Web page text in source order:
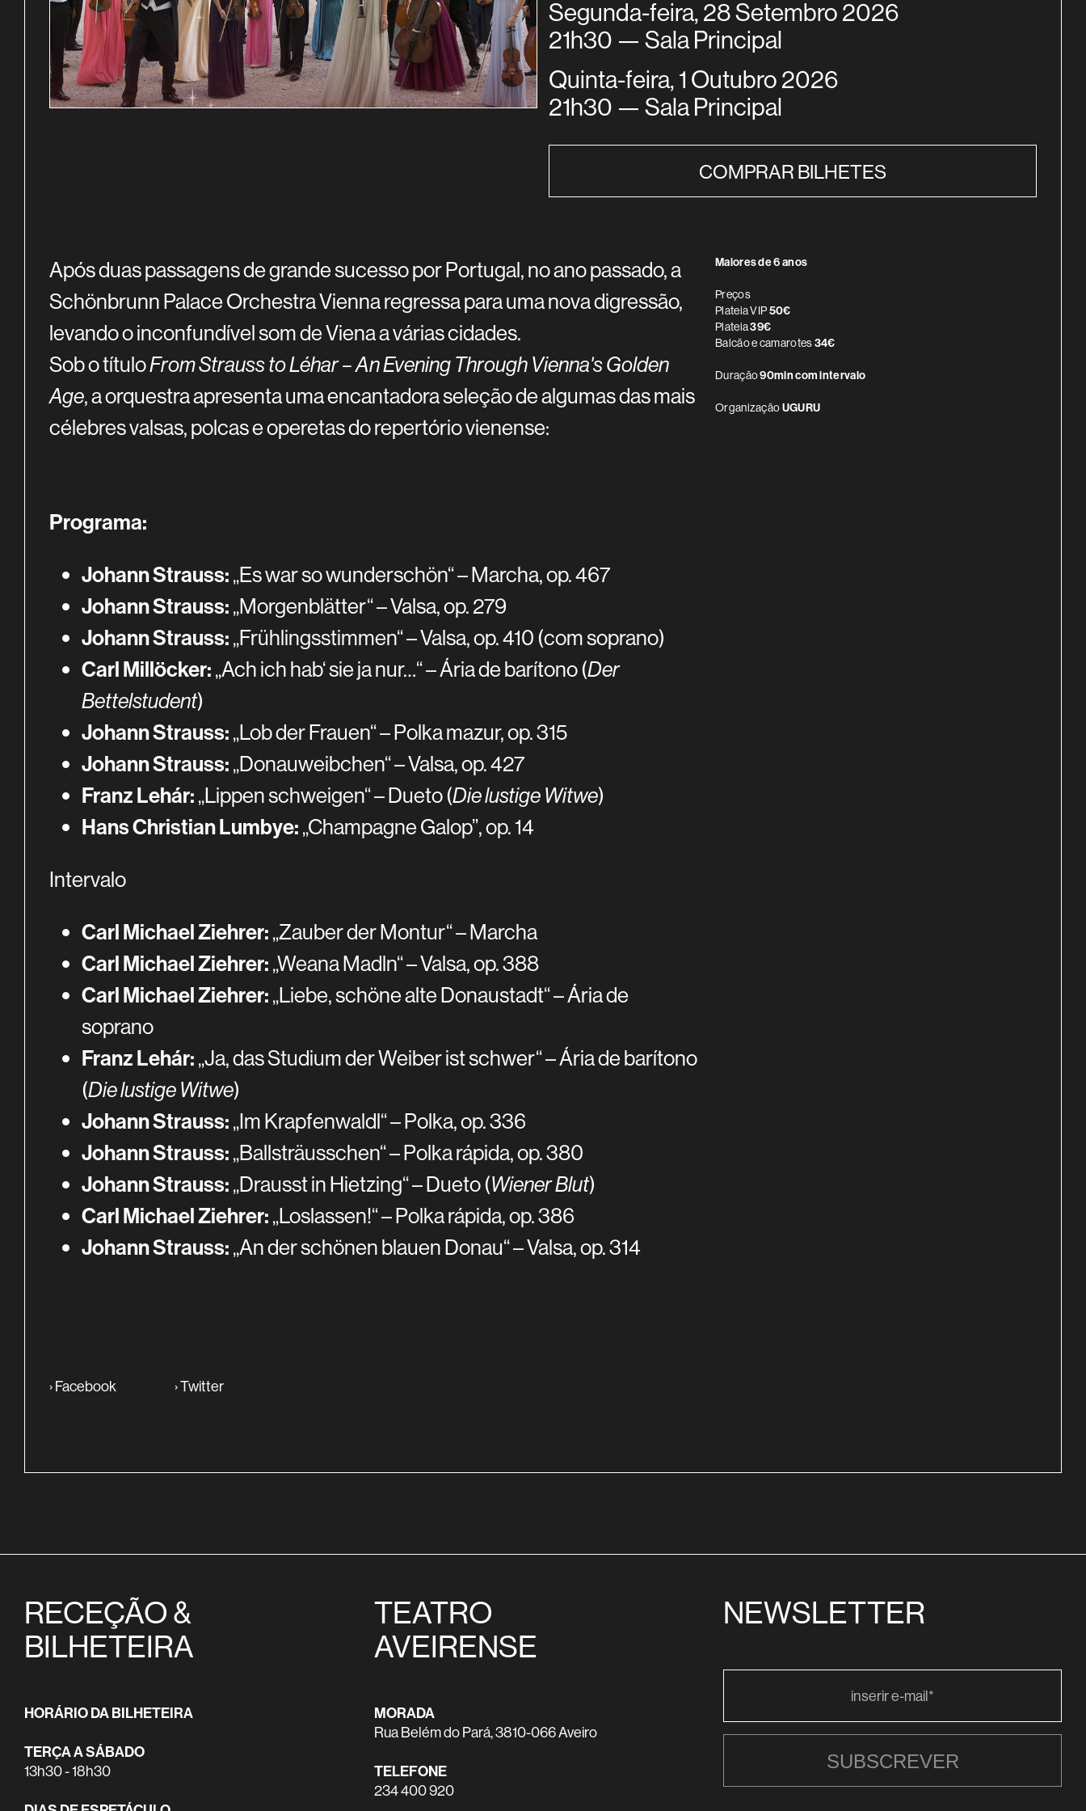
Segunda-feira, 28 Setembro 2026
21h30 — Sala Principal
Quinta-feira, 1 Outubro 2026
21h30 — Sala Principal
COMPRAR BILHETES
SINOPSE
Após duas passagens de grande sucesso por Portugal, no ano passado, a
Schönbrunn Palace Orchestra Vienna regressa para uma nova digressão,
levando o inconfundível som de Viena a várias cidades.
Sob o títuloFrom Strauss to Léhar – An Evening Through Vienna's Golden
Age, a orquestra apresenta uma encantadora seleção de algumas das mais
célebres valsas, polcas e operetas do repertório vienense:
Programa:
Johann Strauss:„Es war so wunderschön“ – Marcha, op. 467
Johann Strauss:„Morgenblätter“ – Valsa, op. 279
Johann Strauss:„Frühlingsstimmen“ – Valsa, op. 410 (com soprano)
Carl Millöcker:„Ach ich hab‘ sie ja nur…“ – Ária de barítono (Der
Bettelstudent)
Johann Strauss:„Lob der Frauen“ – Polka mazur, op. 315
Johann Strauss:„Donauweibchen“ – Valsa, op. 427
Franz Lehár:„Lippen schweigen“ – Dueto (Die lustige Witwe)
Hans Christian Lumbye:„Champagne Galop”, op. 14
Intervalo
Carl Michael Ziehrer:„Zauber der Montur“ – Marcha
Carl Michael Ziehrer:„Weana Madln“ – Valsa, op. 388
Carl Michael Ziehrer:„Liebe, schöne alte Donaustadt“ – Ária de
soprano
Franz Lehár:„Ja, das Studium der Weiber ist schwer“ – Ária de barítono
(Die lustige Witwe)
Johann Strauss:„Im Krapfenwaldl“ – Polka, op. 336
Johann Strauss:„Ballsträusschen“ – Polka rápida, op. 380
Johann Strauss:„Drausst in Hietzing“ – Dueto (Wiener Blut)
Carl Michael Ziehrer:„Loslassen!“ – Polka rápida, op. 386
Johann Strauss:„An der schönen blauen Donau“ – Valsa, op. 314
INFORMAÇÃO ADICIONAL
Maiores de 6 anos
Preços
Plateia VIP50€
Plateia39€
Balcão e camarotes34€
Duração90min com intervalo
OrganizaçãoUGURU
›Facebook ›Twitter
RECEÇÃO &
BILHETEIRA
HORÁRIO DA BILHETEIRA
TERÇA A SÁBADO
13h30 - 18h30
TEATRO
AVEIRENSE
MORADA
Rua Belém do Pará, 3810-066 Aveiro
TELEFONE
234 400 920
NEWSLETTER
SUBSCREVER